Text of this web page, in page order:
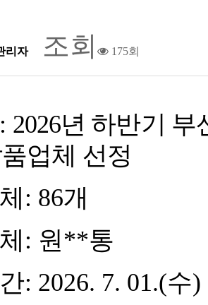
리자 조회 175회
: 2026년 하반기 부
업체 선정
: 86개
: 원**통
: 2026. 7. 01.(수)